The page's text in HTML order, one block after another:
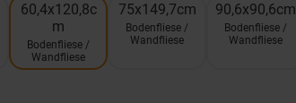
60,4x120,8c
m
Bodenfliese /
Wandfliese
75x149,7cm
Bodenfliese /
Wandfliese
90,6x90,6cm
Bodenfliese /
Wandfliese